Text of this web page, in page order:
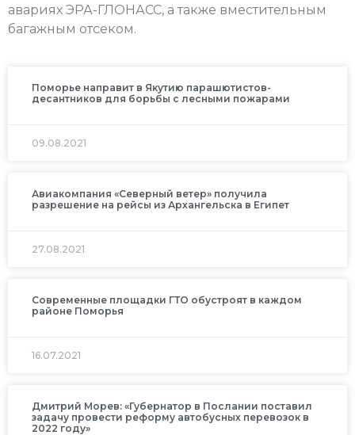
авариях ЭРА-ГЛОНАСС, а также вместительным
багажным отсеком.
Поморье направит в Якутию парашютистов-
десантников для борьбы с лесными пожарами
09.08.2021
Авиакомпания «Северный ветер» получила
разрешение на рейсы из Архангельска в Египет
27.08.2021
Современные площадки ГТО обустроят в каждом
районе Поморья
16.07.2021
Дмитрий Морев: «Губернатор в Послании поставил
задачу провести реформу автобусных перевозок в
2022 году»